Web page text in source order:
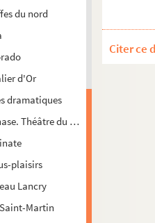
du nord
d'Or
dramatiques
Théâtre du Gymnase-Marie Bell
plaisirs
Lancry
Martin
Citer ce